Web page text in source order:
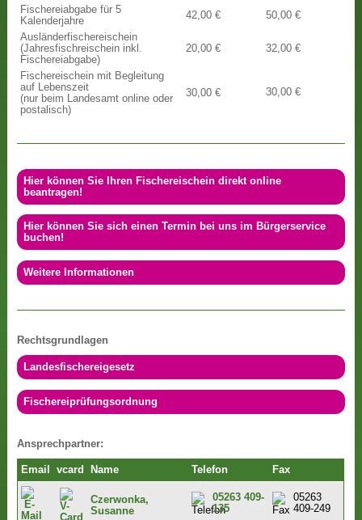
Fischereiabgabe für 5
Kalenderjahre
42,00 €
50,00 €
Ausländerfischereischein
(Jahresfischreischein inkl.
Fischereiabgabe)
20,00 € 32,00 €
Fischereischein mit Begleitung
auf Lebenszeit
(nur beim Landesamt online oder
postalisch)
30,00 € 30,00 €
Hier können Sie Ihren Fischereischein direkt online
beantragen!
Hier können Sie sich einen Termin bei uns im Bürgerservice
buchen!
Weitere Informationen
Rechtsgrundlagen
Landesfischereigesetz
Fischereiprüfungsordnung
Ansprechpartner:
Email vcard Name Telefon Fax
Czerwonka,
Susanne
05263 409-
135
05263
409-249